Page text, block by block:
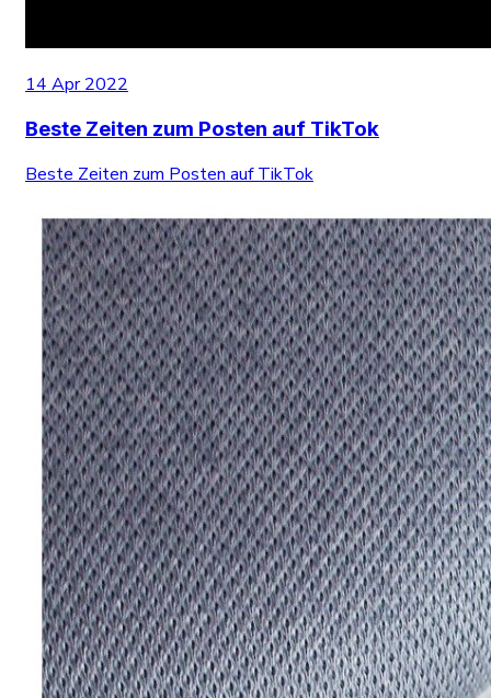
14 Apr 2022
Beste Zeiten zum Posten auf TikTok
Beste Zeiten zum Posten auf TikTok